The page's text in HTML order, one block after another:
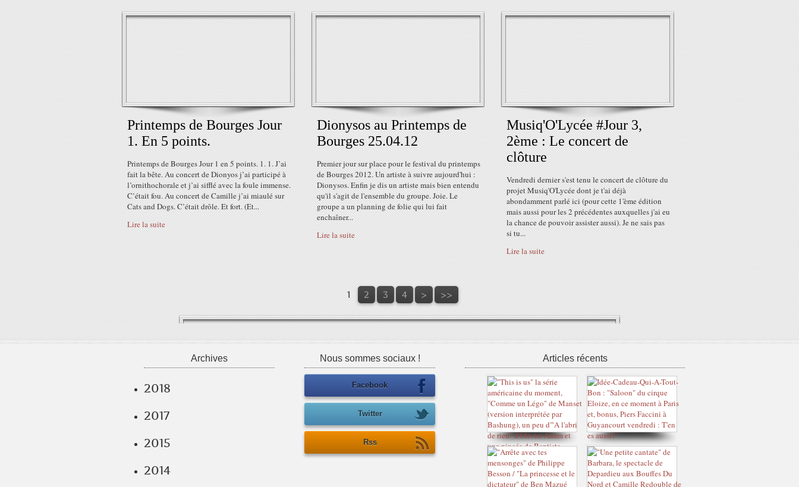
Printemps de Bourges Jour
1. En 5 points.
Printemps de Bourges Jour 1 en 5 points. 1. 1. J’ai
fait la bête. Au concert de Dionyos j’ai participé à
l’ornithochorale et j’ai sifflé avec la foule immense.
C’était fou. Au concert de Camille j’ai miaulé sur
Cats and Dogs. C’était drôle. Et fort. (Et...
Lire la suite
Dionysos au Printemps de
Bourges 25.04.12
Premier jour sur place pour le festival du printemps
de Bourges 2012. Un artiste à suivre aujourd'hui :
Dionysos. Enfin je dis un artiste mais bien entendu
qu'il s'agit de l'ensemble du groupe. Joie. Le
groupe a un planning de folie qui lui fait
enchaîner...
Lire la suite
Musiq'O'Lycée #Jour 3,
2ème : Le concert de
clôture
Vendredi dernier s'est tenu le concert de clôture du
projet Musiq'O'Lycée dont je t'ai déjà
abondamment parlé ici (pour cette 1'ème édition
mais aussi pour les 2 précédentes auxquelles j'ai eu
la chance de pouvoir assister aussi). Je ne sais pas
si tu...
Lire la suite
1 2 3 4 > >>
Archives
2018
2017
2015
2014
Nous sommes sociaux !
Facebook
Twitter
Rss
Articles récents